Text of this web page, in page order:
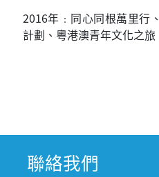
2016年﹕同心同根萬里行
計劃、粵港澳青年文化之旅
聯絡我們